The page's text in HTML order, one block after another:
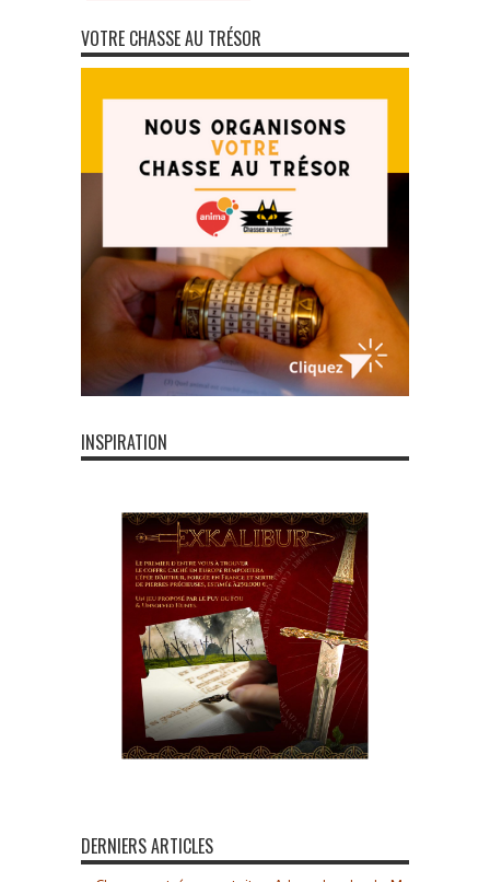
VOTRE CHASSE AU TRÉSOR
INSPIRATION
DERNIERS ARTICLES